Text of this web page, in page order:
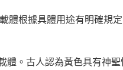
體根據具體用途有明確規
體。古人認為黃色具有神